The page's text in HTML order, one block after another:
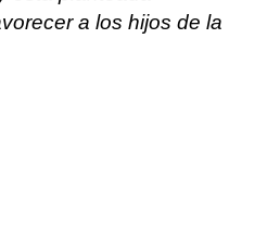
a los hijos de la